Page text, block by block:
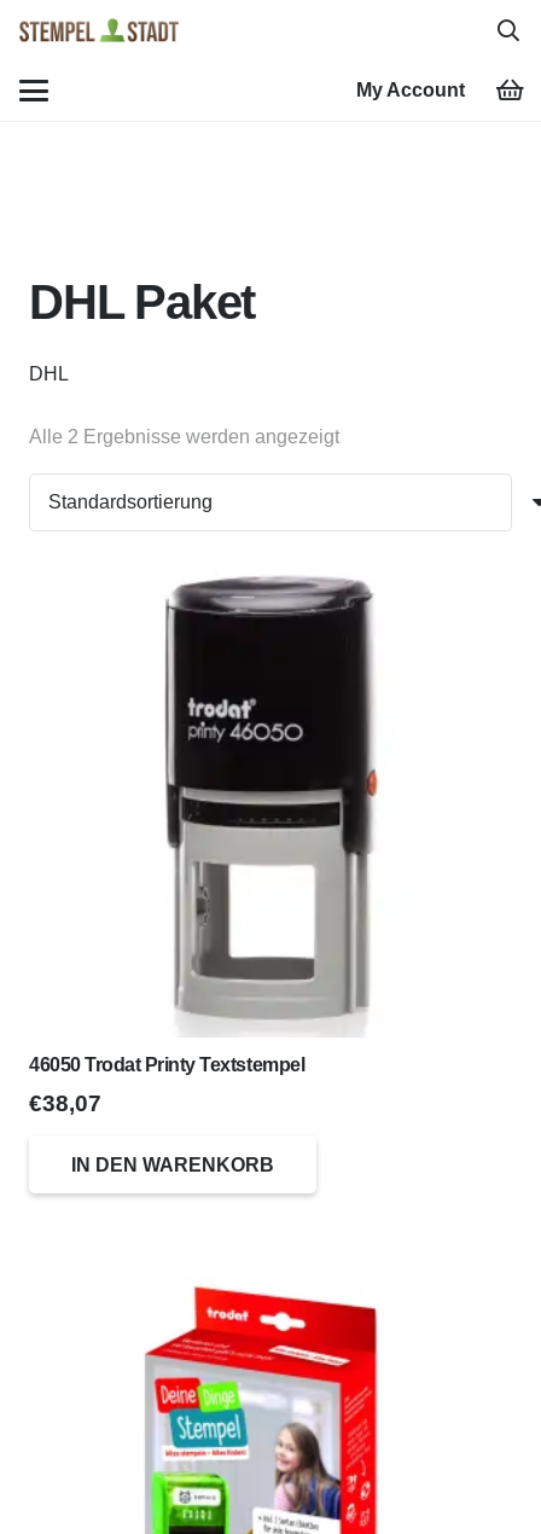
My Account
DHL Paket
DHL
Alle 2 Ergebnisse werden angezeigt
46050 Trodat Printy Textstempel
€38,07
IN DEN WARENKORB